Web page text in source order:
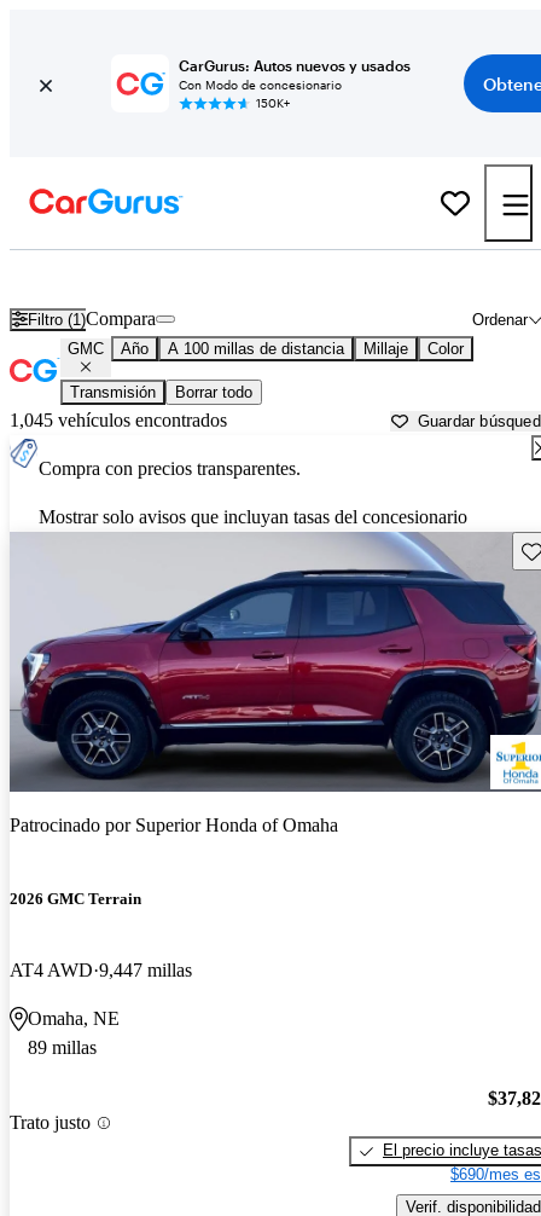
CarGurus: Autos nuevos y usados
Con Modo de concesionario
150K+
Filtro (1) Ordenar
Compara
GMC Año A 100 millas de distancia Millaje Color
Transmisión Borrar todo
1,045 vehículos encontrados Guardar
Compra con precios transparentes.
Mostrar solo avisos que incluyan tasas del concesionario
Patrocinado por Superior Honda of Omaha
2026 GMC Terrain
AT4 AWD 9,447 millas
Omaha, NE
89 millas
Trato justo
El precio incluye tasas
$690/mes
Verif. disponibilidad